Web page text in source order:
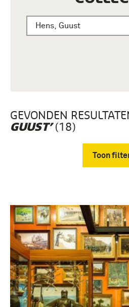
GEVONDEN
GUUST’(18)
Toon
Gebruiksgrafiek (18)